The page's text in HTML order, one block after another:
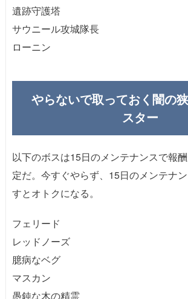
遺跡守護塔
サウニール攻城隊長
ローニン
やらないで取っておく闇の
スター
以下のボスは15日のメンテナンスで報
定だ。今すぐやらず、15日のメンテナ
すとオトクになる。
フェリード
レッドノーズ
臆病なベグ
マスカン
愚鈍な木の精霊